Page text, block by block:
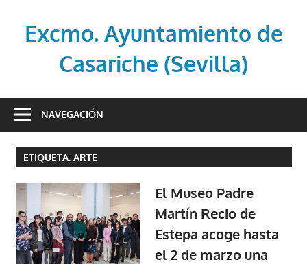
contenidoExcmo. Ayuntamiento de
Casariche (Sevilla)
oficial
Ayuntamiento
de
Casariche
(Sevilla)
NAVEGACIÓN
ETIQUETA: ARTE
El Museo Padre
Martín Recio de
Estepa acoge hasta
el 2 de marzo una